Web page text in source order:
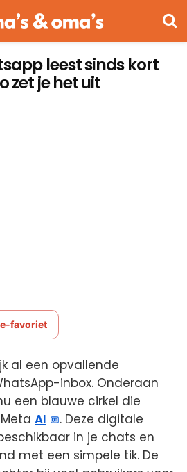
leest sinds kort
zet je het uit
favoriet
al een opvallende
inbox. Onderaan
een blauwe cirkel die
AI
. Deze digitale
in je chats en
met een simpele tik. De